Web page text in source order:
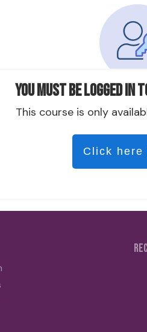
You must be logged in
This course is only
Click here